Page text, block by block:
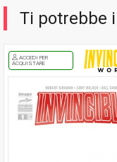
Ti potrebbe
ACCEDI PER
ACQUISTARE